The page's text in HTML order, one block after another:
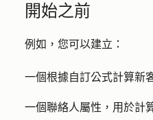
開始之前
例如，您可以建立：
一個根據自訂公式計算新
一個聯絡人屬性，用於計